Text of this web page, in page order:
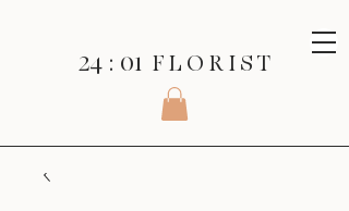
24 : 01 F L O R I S T